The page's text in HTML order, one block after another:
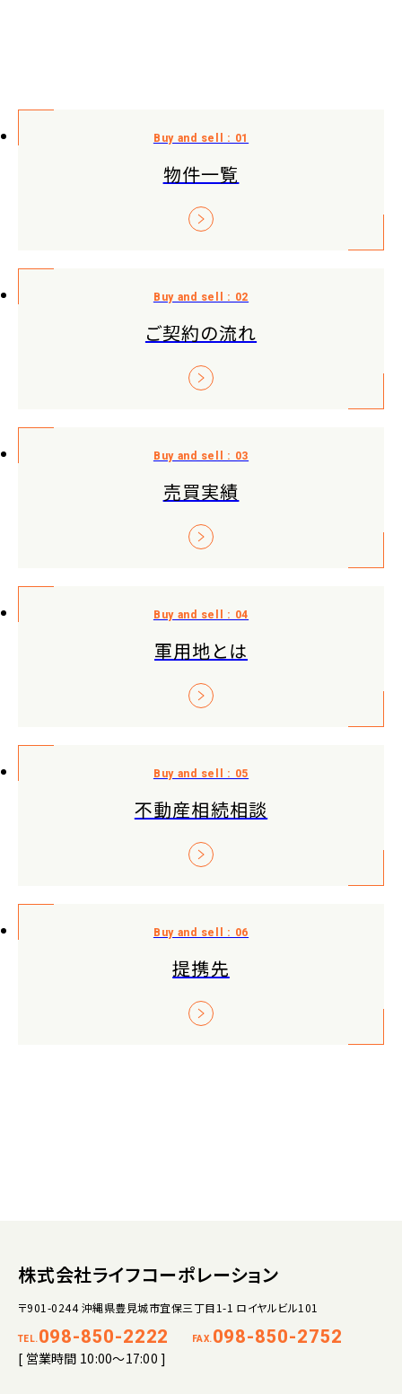
物件一覧
ご契約の流れ
売買実績
軍用地とは
不動産相続相談
提携先
株式会社ライフコーポレーション
〒901-0244 沖縄県豊見城市宜保三丁目1-1 ロイヤルビル101
TEL. 098-850-2222 FAX. 098-850-2752
[ 営業時間 10:00～17:00 ]